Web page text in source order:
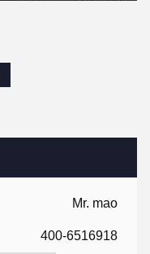
Mr. mao
400-6516918